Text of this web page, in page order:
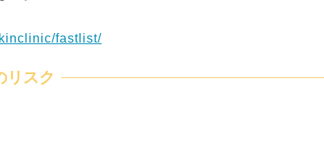
fastlist/